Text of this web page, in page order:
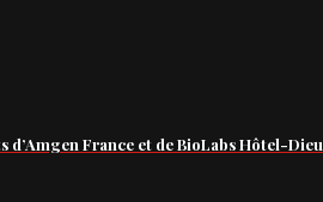
d’Amgen France et de BioLabs Hôtel-Dieu